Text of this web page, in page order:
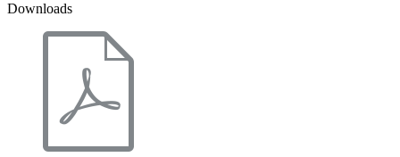
Downloads